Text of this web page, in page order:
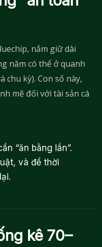
nắm giữ dài
năm có thể ở quanh
chu kỳ). Con số này,
mẽ đối với tài sản cá
“ăn bằng lần”.
và để thời
kê 70–